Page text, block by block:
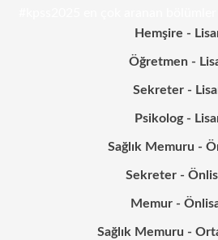
Hemşire -
Öğretmen -
Sekreter -
Psikolog -
Sağlık Memuru -
Sekreter -
Memur -
Sağlık Memuru -